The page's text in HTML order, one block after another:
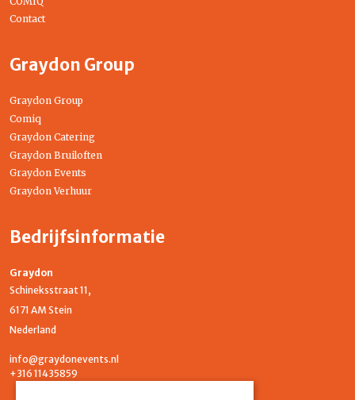
Contact
Graydon Group
Graydon Group
Comiq
Graydon Catering
Graydon Bruiloften
Graydon Events
Graydon Verhuur
Bedrijfsinformatie
Graydon
Schineksstraat 11,
6171 AM Stein
Nederland
info@graydonevents.nl
+316 11435859